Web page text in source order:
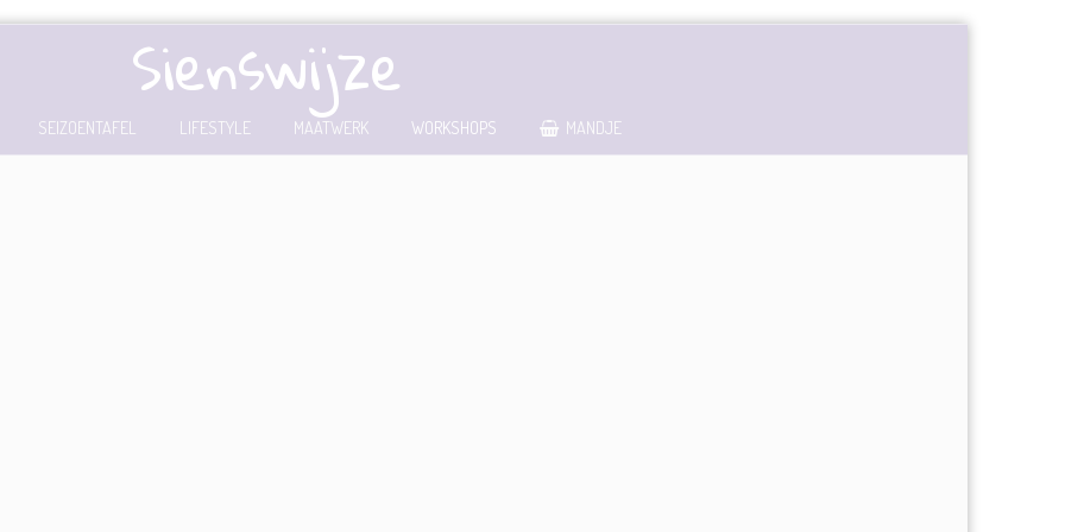
Sienswijze
SEIZOENTAFEL LIFESTYLE MAATWERK WORKSHOPS MANDJE